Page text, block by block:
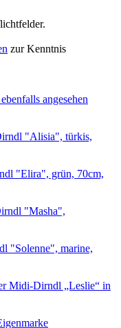
zur Kenntnis
angesehen
"Alisia", türkis,
"Elira", grün, 70cm,
"Masha",
"Solenne", marine,
Midi-Dirndl „Leslie“ in